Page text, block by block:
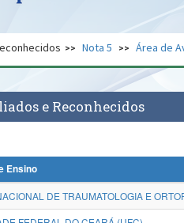
Gabinete de Segurança
Nota 5 Área de
e Reconhecidos
Ensino
DE TRAUMATOLOGIA E